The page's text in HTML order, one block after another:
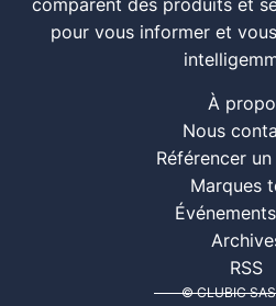
comparent des produits et
pour vous informer et
À
Nous
Référencer
Marques
RSS
© CLUBIC